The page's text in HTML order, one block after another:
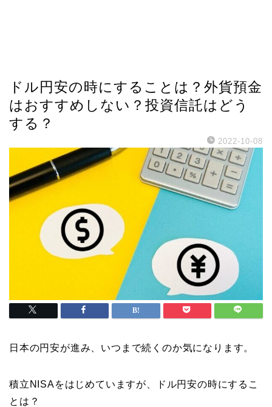
ドル円安の時にすることは？外貨預金
はおすすめしない？投資信託はどう
する？
2022-10-08
日本の円安が進み、いつまで続くのか気になります。
積立NISAをはじめていますが、ドル円安の時にするこ
とは？